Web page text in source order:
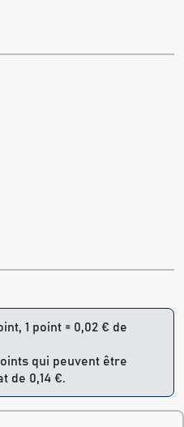
1 point = 0,02 € de
qui peuvent être
de 0,14 €.